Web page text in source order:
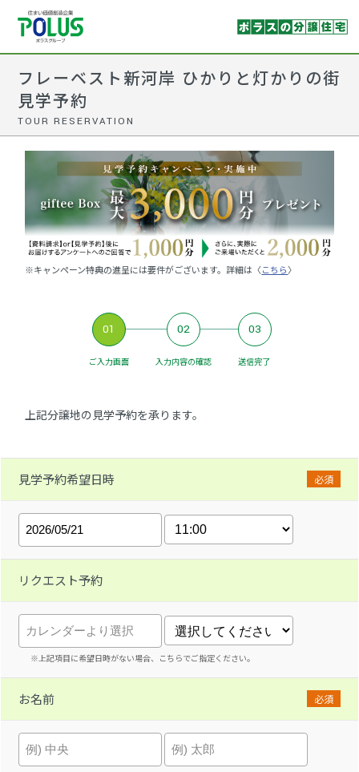
フレーベスト新河岸 ひかりと灯かりの街
見学予約
TOUR RESERVATION
※キャンペーン特典の進呈には要件がございます。詳細は〈こちら〉
01
ご入力画面
02
入力内容の確認
03
送信完了
上記分譲地の見学予約を承ります。
見学予約希望日時 必須
リクエスト予約
※上記項目に希望日時がない場合、こちらでご指定ください。
お名前 必須